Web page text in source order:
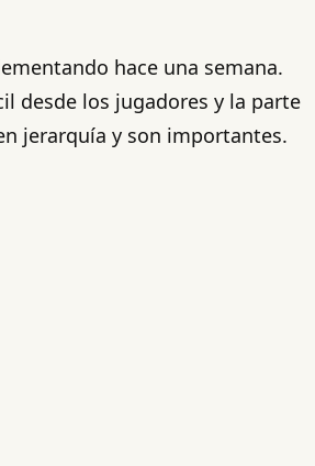
hace una semana.
desde los jugadores y la parte
jerarquía y son importantes.